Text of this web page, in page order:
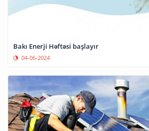
Bakı Enerji Həftəsi başlayır
04-06-2024